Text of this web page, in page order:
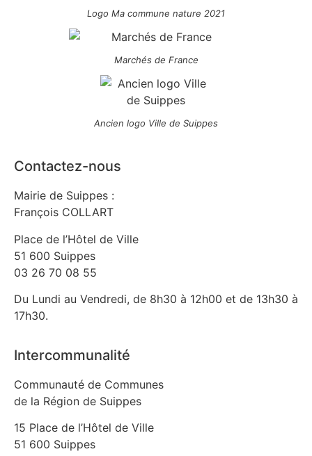
Logo Ma commune nature 2021
Marchés de France
Ancien logo Ville de Suippes
Contactez-nous
Mairie de Suippes :
François COLLART
Place de l’Hôtel de Ville
51 600 Suippes
03 26 70 08 55
Du Lundi au Vendredi, de 8h30 à 12h00 et de 13h30 à
17h30.
Intercommunalité
Communauté de Communes
de la Région de Suippes
15 Place de l’Hôtel de Ville
51 600 Suippes